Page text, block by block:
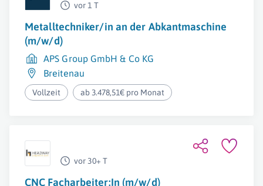
vor 1 T
Metalltechniker/in an der Abkantmaschine
(m/w/d)
APS Group GmbH & Co KG
Breitenau
Vollzeit ab 3.478,51€ pro Monat
vor 30+ T
CNC Facharbeiter:In (m/w/d)